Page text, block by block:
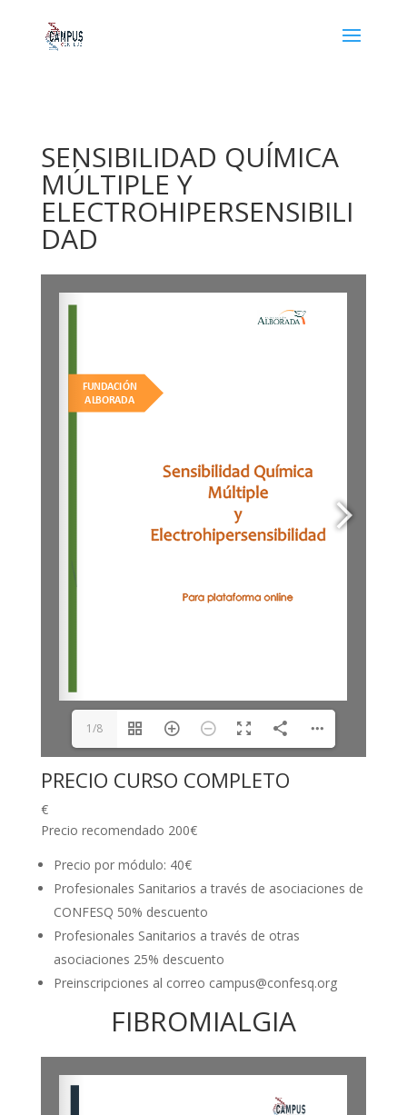
SENSIBILIDAD QUÍMICA
MÚLTIPLE Y
ELECTROHIPERSENSIBILI
DAD
1/8
PRECIO CURSO COMPLETO
€
Precio recomendado 200€
Precio por módulo: 40€
Profesionales Sanitarios a través de asociaciones de
CONFESQ 50% descuento
Profesionales Sanitarios a través de otras
asociaciones 25% descuento
Preinscripciones al correo campus@confesq.org
FIBROMIALGIA